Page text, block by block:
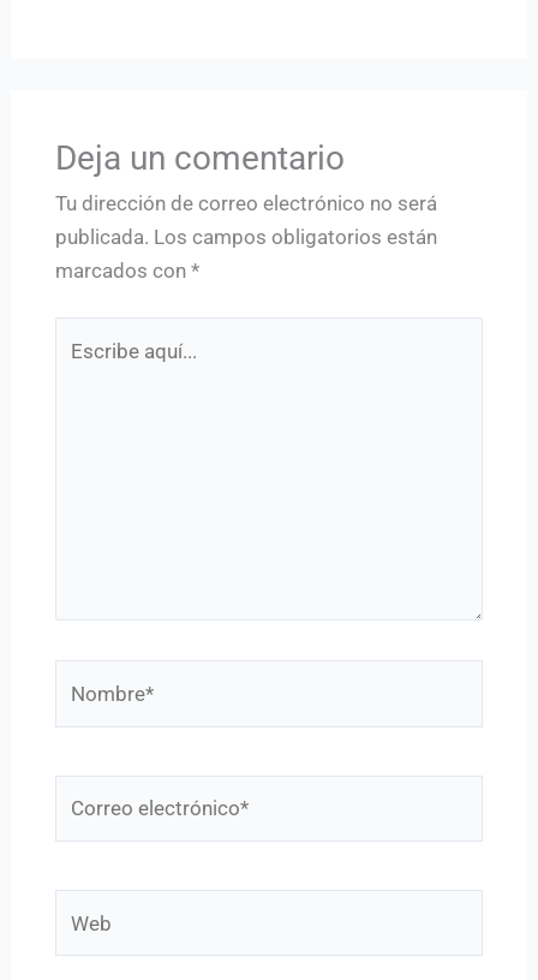
Deja un comentario
Tu dirección de correo electrónico no será
publicada. Los campos obligatorios están
marcados con *